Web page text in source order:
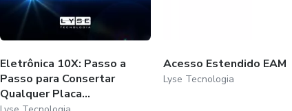
Eletrônica 10X: Passo a
Passo para Consertar
Qualquer Placa...
Acesso Estendido EAM
Lyse Tecnologia